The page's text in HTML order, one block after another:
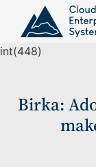
int(448)
Birka: